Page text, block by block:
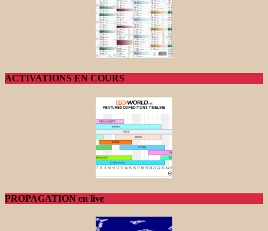
ACTIVATIONS EN COURS
PROPAGATION en live